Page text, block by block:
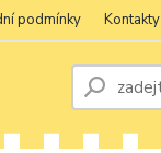
podmínky Kontakty